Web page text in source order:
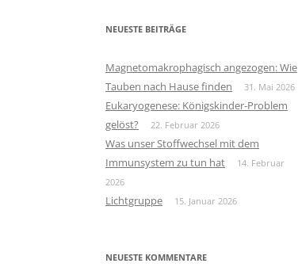
NEUESTE BEITRÄGE
Magnetomakrophagisch angezogen: Wie
Tauben nach Hause finden
31. Mai 2026
Eukaryogenese: Königskinder-Problem
gelöst?
22. Februar 2026
Was unser Stoffwechsel mit dem
Immunsystem zu tun hat
14. Februar
2026
Lichtgruppe 15. Januar 2026
NEUESTE KOMMENTARE